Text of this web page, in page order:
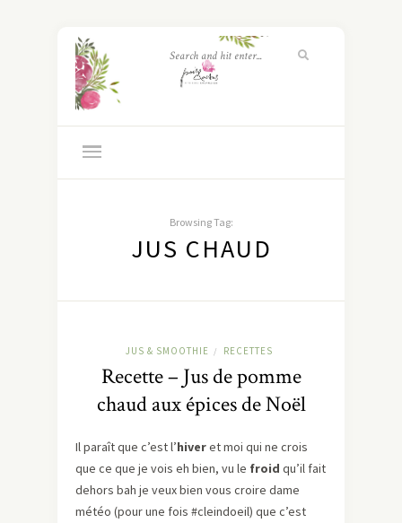
Browsing Tag:
JUS CHAUD
JUS & SMOOTHIE / RECETTES
Recette – Jus de pomme
chaud aux épices de Noël
Il paraît que c’est l’hiveret moi qui ne crois
que ce que je vois eh bien, vu le froid qu’il fait
dehors bah je veux bien vous croire dame
météo (pour une fois #cleindoeil) que c’est